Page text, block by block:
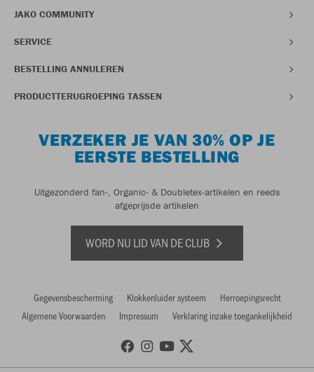
JAKO COMMUNITY
SERVICE
BESTELLING ANNULEREN
PRODUCTTERUGROEPING TASSEN
VERZEKER JE VAN 30% OP JE
EERSTE BESTELLING
Uitgezonderd fan-, Organic- & Doubletex-artikelen en reeds
afgeprijsde artikelen
WORD NU LID VAN DE CLUB
Gegevensbescherming Klokkenluider systeem
Herroepingsrecht
Algemene Voorwaarden
Impressum Verklaring inzake toegankelijkheid